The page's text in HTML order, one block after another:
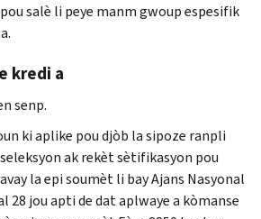
salè li peye manm gwoup espesifik
kredi a
senp.
ki aplike pou djòb la sipoze ranpli
ak rekèt sètifikasyon pou
la epi soumèt li bay Ajans Nasyonal
28 jou apti de dat aplwaye a kòmanse